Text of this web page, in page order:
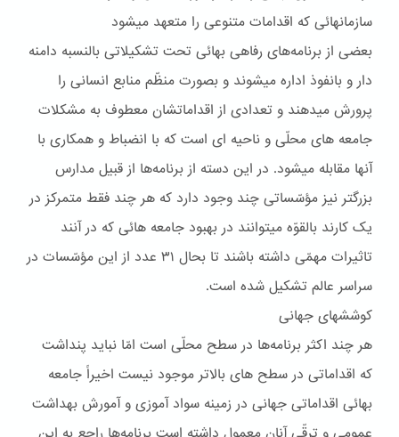
سازمانهائى که اقدامات متنوعى را متعهد ميشود
بعضی از برنامه‌های رفاهی بهائی تحت تشکيلاتی بالنسبه دامنه
دار و بانفوذ اداره ميشوند و بصورت منظّم منابع انسانی را
پرورش ميدهند و تعدادی از اقداماتشان معطوف به مشکلات
جامعه های محلّی و ناحيه ای است که با انضباط و همکاری با
آنها مقابله ميشود. در اين دسته از برنامه‌ها از قبيل مدارس
بزرگتر نيز مؤسّساتی چند وجود دارد که هر چند فقط متمرکز در
يک کارند بالقوّه ميتوانند در بهبود جامعه هائی که در آنند
تاثيرات مهمّی داشته باشند تا بحال ۳۱ عدد از اين مؤسّسات در
سراسر عالم تشکيل شده است.
کوششهاى جهانى
هر چند اکثر برنامه‌ها در سطح محلّی است امّا نبايد پنداشت
که اقداماتی در سطح های بالاتر موجود نيست اخيراً جامعه
بهائی اقداماتی جهانی در زمينه سواد آموزی و آمورش بهداشت